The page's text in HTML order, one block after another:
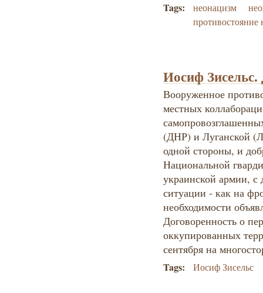
Tags: неонацизм
противостояние
Иосиф
Вооруженное
местных
(ДНР) и Луганской
одной стороны, и
Национальной
украинской армии, с
ситуации - как на
необходимости
Договоренность о
оккупированных
сентября на
Tags: Иосиф Зисельс